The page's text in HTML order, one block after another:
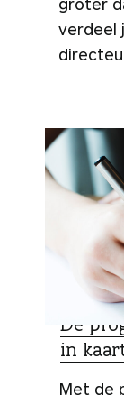
verdeel
DOE
De
in
Met de